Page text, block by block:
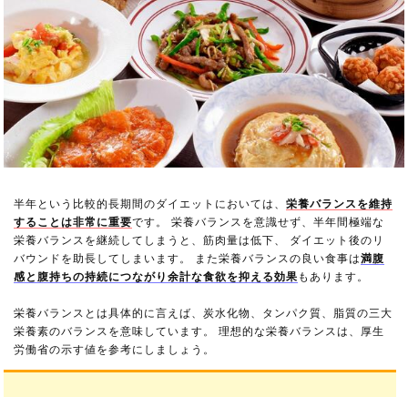
半年という比較的長期間のダイエットにおいては、栄養バランスを維持
することは非常に重要です。 栄養バランスを意識せず、半年間極端な
栄養バランスを継続してしまうと、筋肉量は低下、 ダイエット後のリ
バウンドを助長してしまいます。 また栄養バランスの良い食事は満腹
感と腹持ちの持続につながり余計な食欲を抑える効果 もあります。
栄養バランスとは具体的に言えば、炭水化物、タンパク質、脂質の三大
栄養素のバランスを意味しています。 理想的な栄養バランスは、厚生
労働省の示す値を参考にしましょう。